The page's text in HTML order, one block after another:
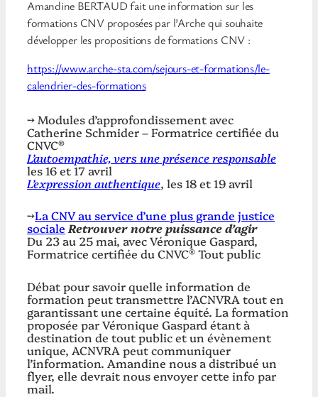
Amandine BERTAUD fait une information sur les
formations CNV proposées par l’Arche qui souhaite
développer les propositions de formations CNV :
https://www.arche-sta.com/sejours-et-formations/le-
calendrier-des-formations
→ Modules d’approfondissement avec
Catherine Schmider – Formatrice certifiée du
CNVC®
L’autoempathie, vers une présence responsable
les 16 et 17 avril
L’expression authentique, les 18 et 19 avril
→La CNV au service d’une plus grande justice
sociale Retrouver notre puissance d’agir
Du 23 au 25 mai, avec Véronique Gaspard,
Formatrice certifiée du CNVC® Tout public
Débat pour savoir quelle information de
formation peut transmettre l’ACNVRA tout en
garantissant une certaine équité. La formation
proposée par Véronique Gaspard étant à
destination de tout public et un évènement
unique, ACNVRA peut communiquer
l’information. Amandine nous a distribué un
flyer, elle devrait nous envoyer cette info par
mail.